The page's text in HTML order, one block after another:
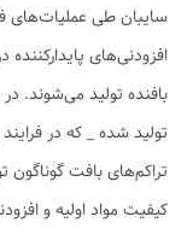
سایبان طی عملیات‌های
بافنده تولید می‌شوند.
تولید شده _ که در
تراکم‌های بافت
کیفیت مواد اولیه و